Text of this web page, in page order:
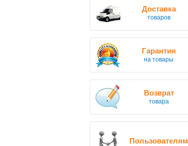
Доставка
товаров
Гарантия
на товары
Возврат
товара
Пользователям